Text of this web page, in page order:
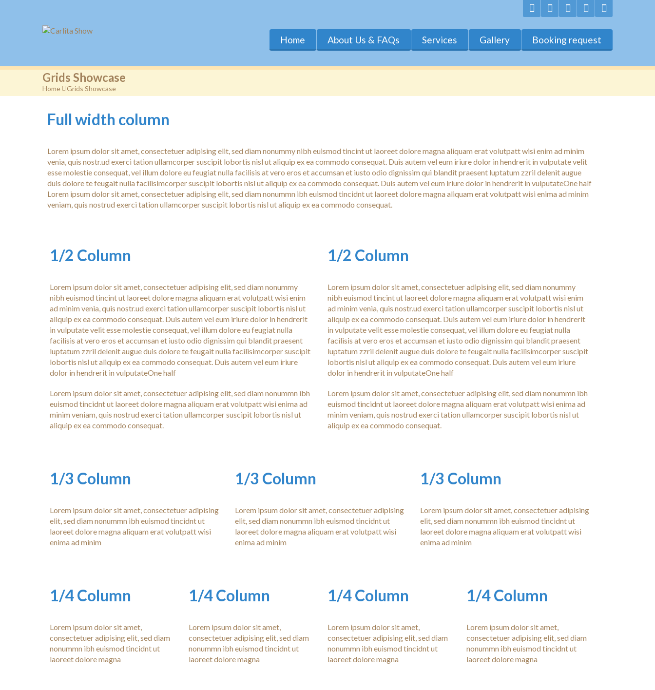
Home About Us & FAQs Services Gallery Booking request
Grids Showcase
Home >Grids Showcase
Full width column
Lorem ipsum dolor sit amet, consectetuer adipising elit, sed diam nonummy nibh euismod tincint ut laoreet dolore magna aliquam erat volutpatt wisi enim ad minim
venia, quis nostr.ud exerci tation ullamcorper suscipit lobortis nisl ut aliquip ex ea commodo consequat. Duis autem vel eum iriure dolor in hendrerit in vulputate velit
esse molestie consequat, vel illum dolore eu feugiat nulla facilisis at vero eros et accumsan et iusto odio dignissim qui blandit praesent luptatum zzril delenit augue
duis dolore te feugait nulla facilisimcorper suscipit lobortis nisl ut aliquip ex ea commodo consequat. Duis autem vel eum iriure dolor in hendrerit in vulputateOne half
Lorem ipsum dolor sit amet, consectetuer adipising elit, sed diam nonummn ibh euismod tincidnt ut laoreet dolore magna aliquam erat volutpatt wisi enima ad minim
veniam, quis nostrud exerci tation ullamcorper suscipit lobortis nisl ut aliquip ex ea commodo consequat.
1/2 Column
Lorem ipsum dolor sit amet, consectetuer adipising elit, sed diam nonummy
nibh euismod tincint ut laoreet dolore magna aliquam erat volutpatt wisi enim
ad minim venia, quis nostr.ud exerci tation ullamcorper suscipit lobortis nisl ut
aliquip ex ea commodo consequat. Duis autem vel eum iriure dolor in hendrerit
in vulputate velit esse molestie consequat, vel illum dolore eu feugiat nulla
facilisis at vero eros et accumsan et iusto odio dignissim qui blandit praesent
luptatum zzril delenit augue duis dolore te feugait nulla facilisimcorper suscipit
lobortis nisl ut aliquip ex ea commodo consequat. Duis autem vel eum iriure
dolor in hendrerit in vulputateOne half
Lorem ipsum dolor sit amet, consectetuer adipising elit, sed diam nonummn ibh
euismod tincidnt ut laoreet dolore magna aliquam erat volutpatt wisi enima ad
minim veniam, quis nostrud exerci tation ullamcorper suscipit lobortis nisl ut
aliquip ex ea commodo consequat.
1/2 Column
Lorem ipsum dolor sit amet, consectetuer adipising elit, sed diam nonummy
nibh euismod tincint ut laoreet dolore magna aliquam erat volutpatt wisi enim
ad minim venia, quis nostr.ud exerci tation ullamcorper suscipit lobortis nisl ut
aliquip ex ea commodo consequat. Duis autem vel eum iriure dolor in hendrerit
in vulputate velit esse molestie consequat, vel illum dolore eu feugiat nulla
facilisis at vero eros et accumsan et iusto odio dignissim qui blandit praesent
luptatum zzril delenit augue duis dolore te feugait nulla facilisimcorper suscipit
lobortis nisl ut aliquip ex ea commodo consequat. Duis autem vel eum iriure
dolor in hendrerit in vulputateOne half
Lorem ipsum dolor sit amet, consectetuer adipising elit, sed diam nonummn ibh
euismod tincidnt ut laoreet dolore magna aliquam erat volutpatt wisi enima ad
minim veniam, quis nostrud exerci tation ullamcorper suscipit lobortis nisl ut
aliquip ex ea commodo consequat.
1/3 Column
Lorem ipsum dolor sit amet, consectetuer adipising
elit, sed diam nonummn ibh euismod tincidnt ut
laoreet dolore magna aliquam erat volutpatt wisi
enima ad minim
1/3 Column
Lorem ipsum dolor sit amet, consectetuer adipising
elit, sed diam nonummn ibh euismod tincidnt ut
laoreet dolore magna aliquam erat volutpatt wisi
enima ad minim
1/3 Column
Lorem ipsum dolor sit amet, consectetuer adipising
elit, sed diam nonummn ibh euismod tincidnt ut
laoreet dolore magna aliquam erat volutpatt wisi
enima ad minim
1/4 Column
Lorem ipsum dolor sit amet,
consectetuer adipising elit, sed diam
nonummn ibh euismod tincidnt ut
laoreet dolore magna
1/4 Column
Lorem ipsum dolor sit amet,
consectetuer adipising elit, sed diam
nonummn ibh euismod tincidnt ut
laoreet dolore magna
1/4 Column
Lorem ipsum dolor sit amet,
consectetuer adipising elit, sed diam
nonummn ibh euismod tincidnt ut
laoreet dolore magna
1/4 Column
Lorem ipsum dolor sit amet,
consectetuer adipising elit, sed diam
nonummn ibh euismod tincidnt ut
laoreet dolore magna